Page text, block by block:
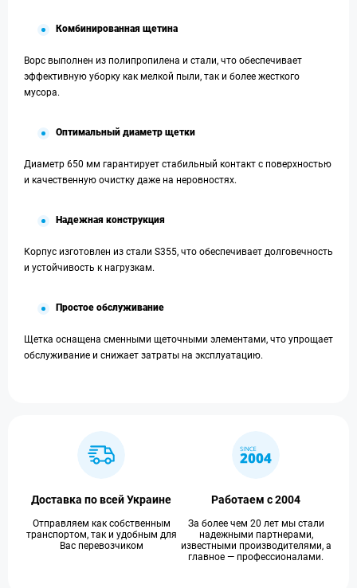
Комбинированная щетина
Ворс выполнен из полипропилена и стали, что обеспечивает
эффективную уборку как мелкой пыли, так и более жесткого
мусора.
Оптимальный диаметр щетки
Диаметр 650 мм гарантирует стабильный контакт с поверхностью
и качественную очистку даже на неровностях.
Надежная конструкция
Корпус изготовлен из стали S355, что обеспечивает долговечность
и устойчивость к нагрузкам.
Простое обслуживание
Щетка оснащена сменными щеточными элементами, что упрощает
обслуживание и снижает затраты на эксплуатацию.
Доставка по всей Украине
Отправляем как собственным
транспортом, так и удобным для
Вас перевозчиком
Работаем с 2004
За более чем 20 лет мы стали
надежными партнерами,
известными производителями, а
главное — профессионалами.